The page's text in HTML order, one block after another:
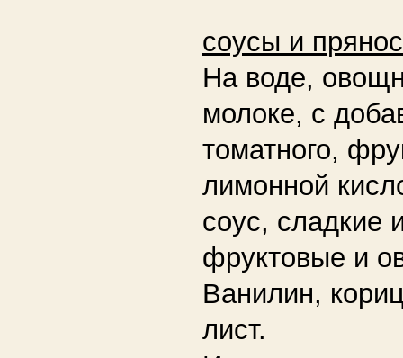
соусы и
На воде,
молоке, с
томатного,
лимонной
соус, сладкие
фруктовые и
Ванилин,
лист.